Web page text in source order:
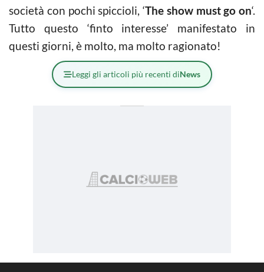
società con pochi spiccioli, ‘The show must go on‘.
Tutto questo ‘finto interesse’ manifestato in
questi giorni, è molto, ma molto ragionato!
Leggi gli articoli più recenti diNews